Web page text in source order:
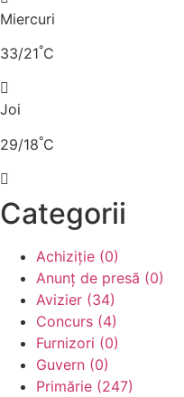
Miercuri
33/21°C
Joi
29/18°C
Categorii
Achiziție (0)
Anunț de presă (0)
Avizier (34)
Concurs (4)
Furnizori (0)
Guvern (0)
Primărie (247)